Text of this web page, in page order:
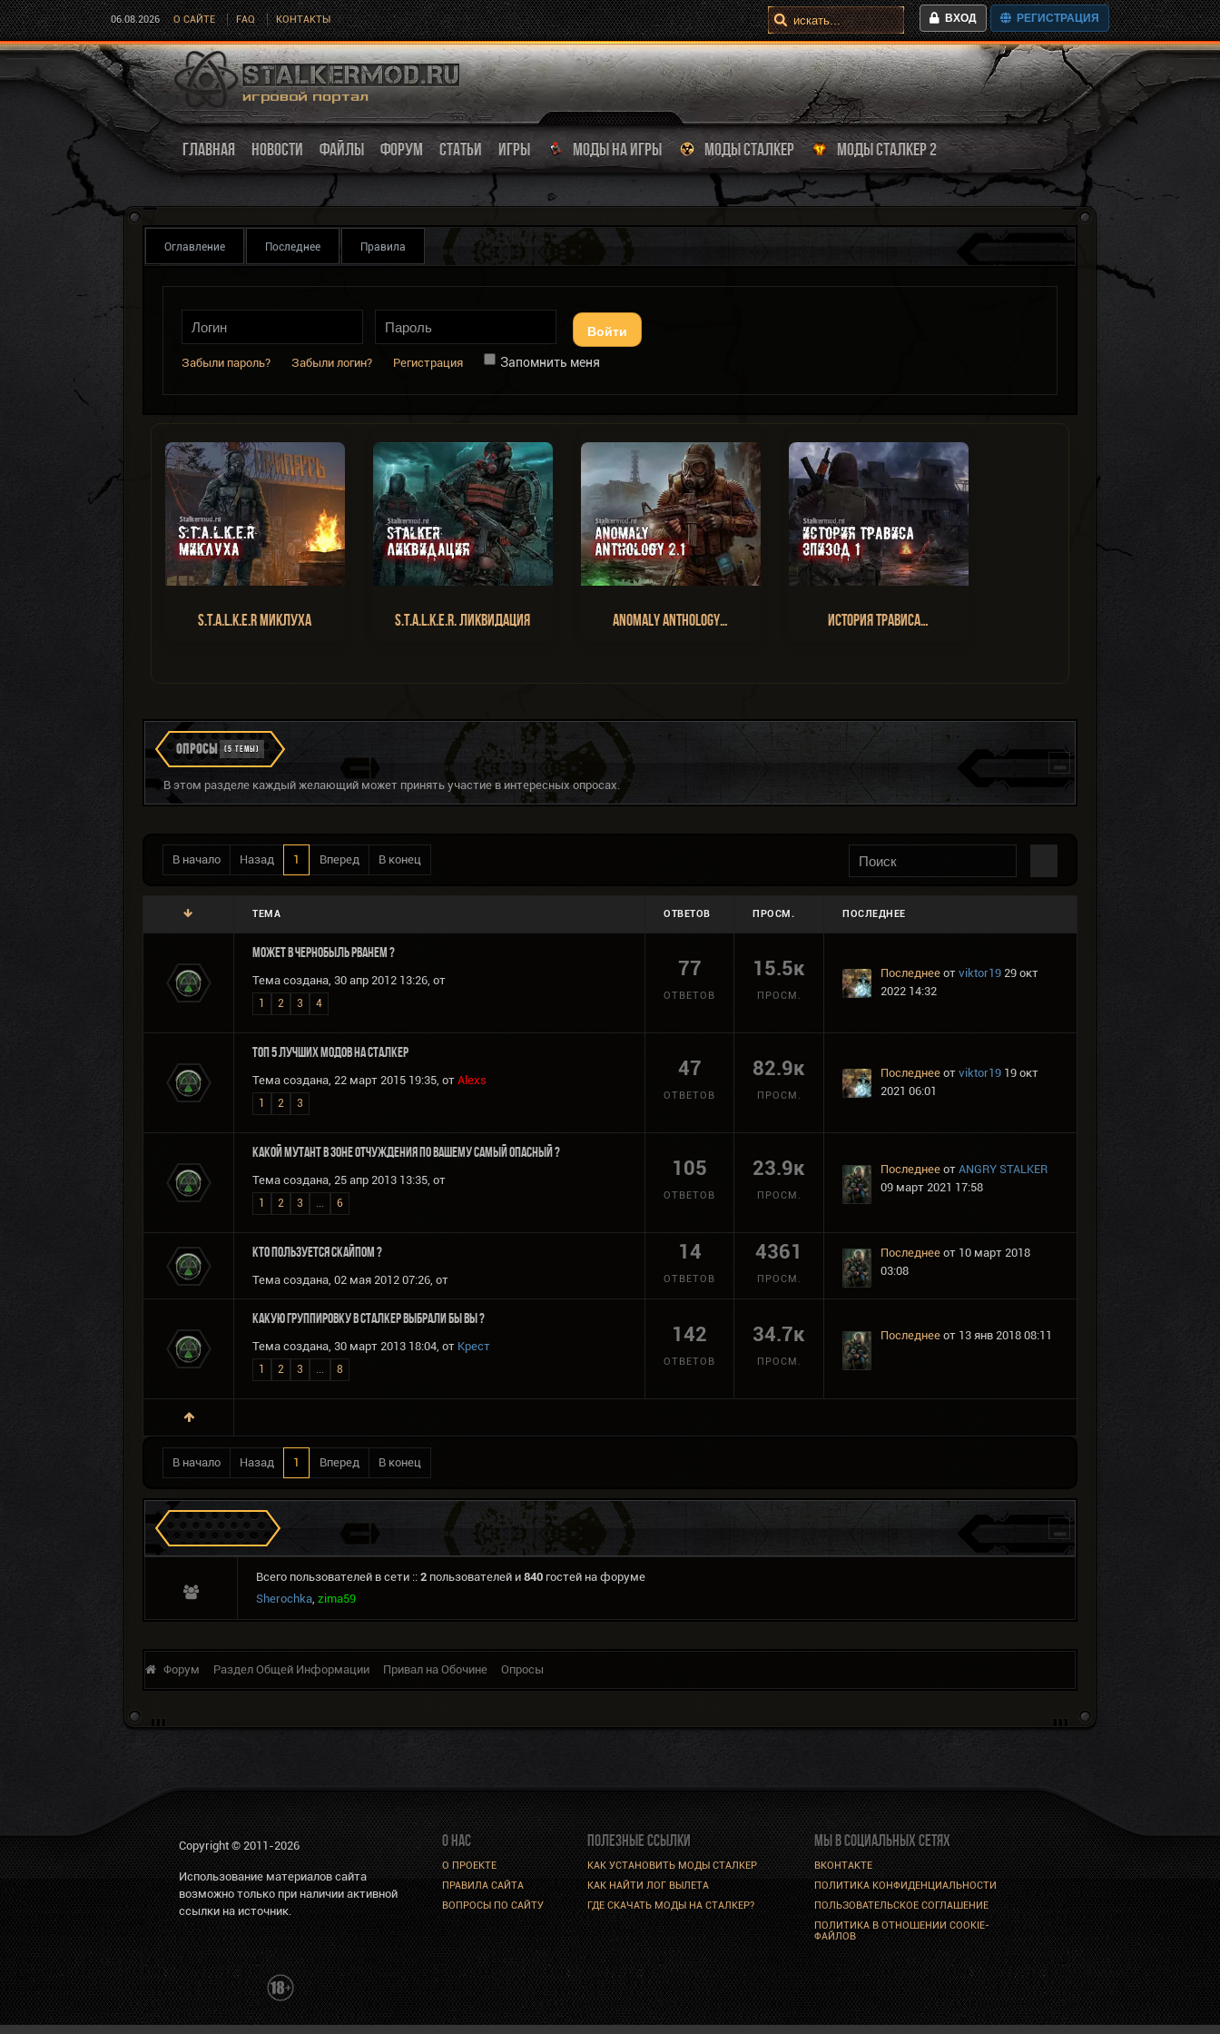
06.08.2026 О САЙТЕ FAQ КОНТАКТЫ ВХОД РЕГИСТРАЦИЯ
ГЛАВНАЯ НОВОСТИ ФАЙЛЫ ФОРУМ СТАТЬИ ИГРЫ МОДЫ НА ИГРЫ МОДЫ СТАЛКЕР МОДЫ СТАЛКЕР 2
Оглавление Последнее Правила
Войти
Забыли пароль? Забыли логин? Регистрация Запомнить меня
S.T.A.L.K.E.R Миклуха S.T.A.L.K.E.R. Ликвидация Anomaly Anthology… История Трависа…
ОПРОСЫ (5 ТЕМЫ)
В этом разделе каждый желающий может принять участие в интересных опросах.
В начало Назад 1 Вперед В конец
ТЕМА ОТВЕТОВ ПРОСМ. ПОСЛЕДНЕЕ
Может в Чернобыль рванем ?
Тема создана, 30 апр 2012 13:26, от
1 2 3 4
77
ОТВЕТОВ
15.5к
ПРОСМ.
Последнее от viktor19 29 окт
2022 14:32
ТОП 5 лучших модов на Сталкер
Тема создана, 22 март 2015 19:35, от Alexs
1 2 3
47
ОТВЕТОВ
82.9к
ПРОСМ.
Последнее от viktor19 19 окт
2021 06:01
Какой мутант в Зоне Отчуждения по вашему самый опасный ?
Тема создана, 25 апр 2013 13:35, от
1 2 3 ... 6
105
ОТВЕТОВ
23.9к
ПРОСМ.
Последнее от ANGRY STALKER
09 март 2021 17:58
Кто пользуется Скайпом ?
Тема создана, 02 мая 2012 07:26, от
14
ОТВЕТОВ
4361
ПРОСМ.
Последнее от 10 март 2018
03:08
Какую группировку в Сталкер выбрали бы Вы ?
Тема создана, 30 март 2013 18:04, от Крест
1 2 3 ... 8
142
ОТВЕТОВ
34.7к
ПРОСМ.
Последнее от 13 янв 2018 08:11
В начало Назад 1 Вперед В конец
Сталкеров в Зоне
Всего пользователей в сети :: 2 пользователей и 840 гостей на форуме
Sherochka, zima59
Форум Раздел Общей Информации Привал на Обочине Опросы
Copyright © 2011-2026
Использование материалов сайта
возможно только при наличии активной
ссылки на источник.
О НАС
О ПРОЕКТЕ
ПРАВИЛА САЙТА
ВОПРОСЫ ПО САЙТУ
ПОЛЕЗНЫЕ ССЫЛКИ
КАК УСТАНОВИТЬ МОДЫ СТАЛКЕР
КАК НАЙТИ ЛОГ ВЫЛЕТА
ГДЕ СКАЧАТЬ МОДЫ НА СТАЛКЕР?
МЫ В СОЦИАЛЬНЫХ СЕТЯХ
ВКОНТАКТЕ
ПОЛИТИКА КОНФИДЕНЦИАЛЬНОСТИ
ПОЛЬЗОВАТЕЛЬСКОЕ СОГЛАШЕНИЕ
ПОЛИТИКА В ОТНОШЕНИИ COOKIE-
ФАЙЛОВ